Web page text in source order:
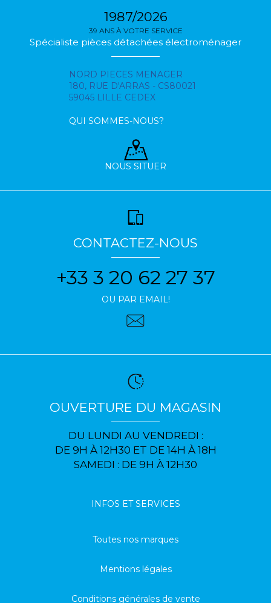
1987/2026
39 ANS À VOTRE SERVICE
Spécialiste pièces détachées électroménager
NORD PIECES MENAGER
180, RUE D'ARRAS - CS80021
59045 LILLE CEDEX
QUI SOMMES-NOUS?
NOUS SITUER
CONTACTEZ-NOUS
+33 3 20 62 27 37
OU PAR EMAIL!
OUVERTURE DU MAGASIN
DU LUNDI AU VENDREDI :
DE 9H À 12H30 ET DE 14H À 18H
SAMEDI : DE 9H À 12H30
INFOS ET SERVICES
Toutes nos marques
Mentions légales
Conditions générales de vente